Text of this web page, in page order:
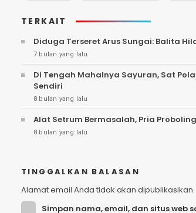
TERKAIT
Diduga Terseret Arus Sungai: Balita
7 bulan yang lalu
Di Tengah Mahalnya Sayuran, Sat
Sendiri
8 bulan yang lalu
Alat Setrum Bermasalah, Pria
8 bulan yang lalu
TINGGALKAN BALASAN
Alamat email Anda tidak akan dipublikasikan.
Simpan nama, email, dan situs web